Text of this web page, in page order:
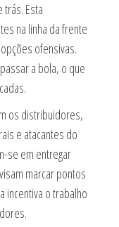
Esta
na linha da frente
ofensivas.
a bola, o que
os distribuidores,
e atacantes do
se em entregar
marcar pontos
incentiva o trabalho